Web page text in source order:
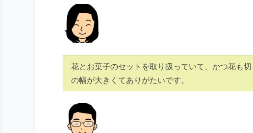
花とお菓子のセットを取り扱っていて、かつ花も
の幅が大きくてありがたいです。